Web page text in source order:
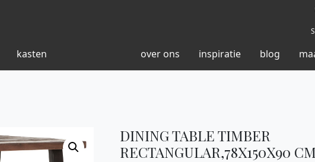
kasten over ons inspiratie blog
DINING TABLE TIMBER
RECTANGULAR,78X150X90